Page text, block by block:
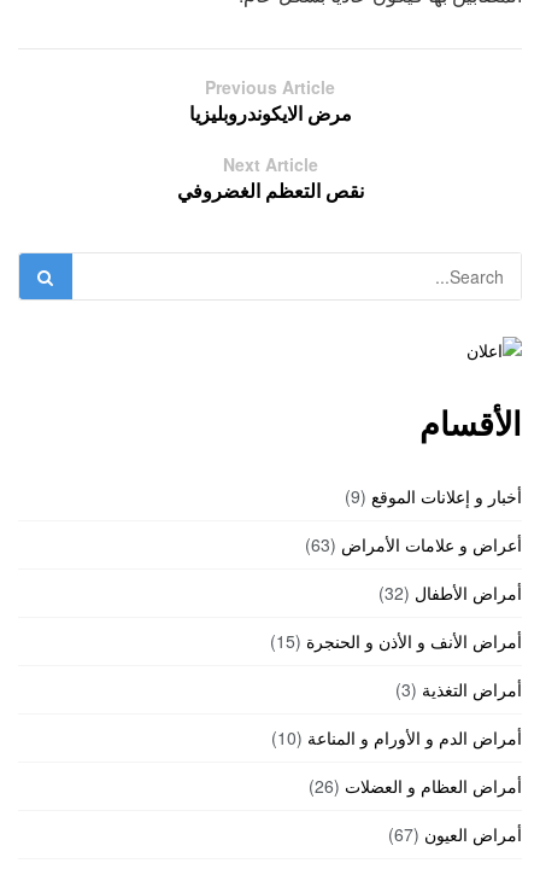
Previous Article
مرض الايكوندروبليزيا
Next Article
نقص التعظم الغضروفي
الأقسام
أخبار و إعلانات الموقع (9)
أعراض و علامات الأمراض (63)
أمراض الأطفال (32)
أمراض الأنف و الأذن و الحنجرة (15)
أمراض التغذية (3)
أمراض الدم و الأورام و المناعة (10)
أمراض العظام و العضلات (26)
أمراض العيون (67)